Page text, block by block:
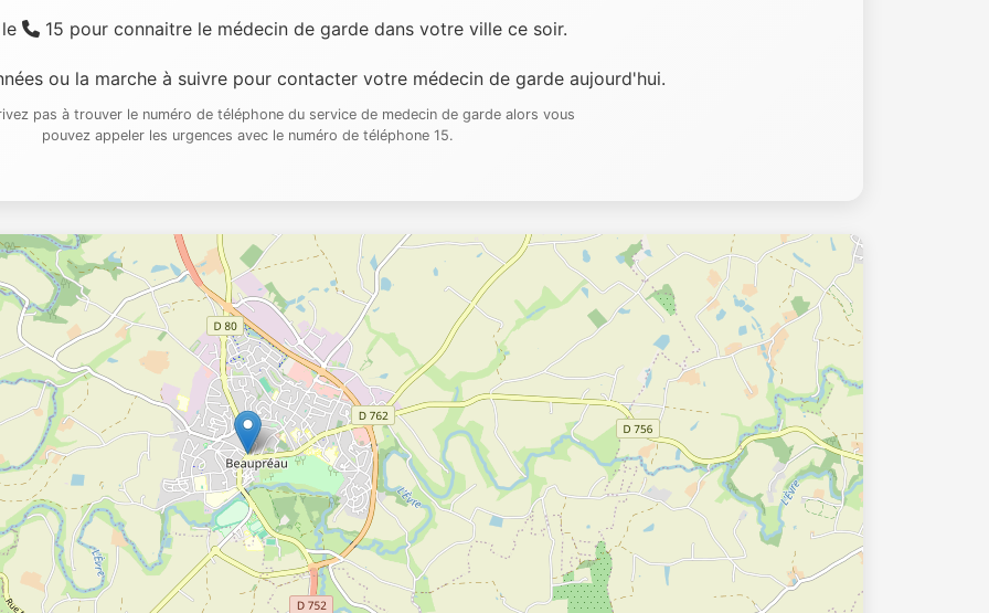
15 pour connaitre le médecin de garde dans votre ville ce soir.
ou la marche à suivre pour contacter votre médecin de garde aujourd'hui.
pas à trouver le numéro de téléphone du service de medecin de garde alors vous
pouvez appeler les urgences avec le numéro de téléphone 15.